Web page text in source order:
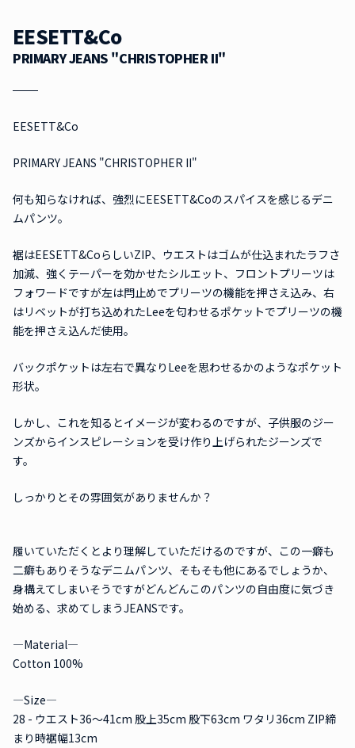
EESETT&Co
PRIMARY JEANS "CHRISTOPHER II"
EESETT&Co
PRIMARY JEANS "CHRISTOPHER II"
何も知らなければ、強烈にEESETT&Coのスパイスを感じるデニ
ムパンツ。
裾はEESETT&CoらしいZIP、ウエストはゴムが仕込まれたラフさ
加減、強くテーパーを効かせたシルエット、フロントプリーツは
フォワードですが左は閂止めでプリーツの機能を押さえ込み、右
はリベットが打ち込めれたLeeを匂わせるポケットでプリーツの機
能を押さえ込んだ使用。
バックポケットは左右で異なりLeeを思わせるかのようなポケット
形状。
しかし、これを知るとイメージが変わるのですが、子供服のジー
ンズからインスピレーションを受け作り上げられたジーンズで
す。
しっかりとその雰囲気がありませんか？
履いていただくとより理解していただけるのですが、この一癖も
二癖もありそうなデニムパンツ、そもそも他にあるでしょうか、
身構えてしまいそうですがどんどんこのパンツの自由度に気づき
始める、求めてしまうJEANSです。
―Material―
Cotton 100%
―Size―
28 - ウエスト36〜41cm 股上35cm 股下63cm ワタリ36cm ZIP締
まり時裾幅13cm